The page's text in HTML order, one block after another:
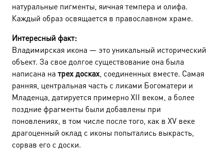
натуральные пигменты, яичная темпера и олифа.
Каждый образ освящается в православном храме.
Интересный факт:
Владимирская икона — это уникальный исторический
объект. За свое долгое существование она была
написана на трех досках , соединенных вместе. Самая
ранняя, центральная часть с ликами Богоматери и
Младенца, датируется примерно XII веком, а более
поздние фрагменты были добавлены при
поновлениях, в том числе после того, как в XV веке
драгоценный оклад с иконы попытались выкрасть,
сорвав его с доски.